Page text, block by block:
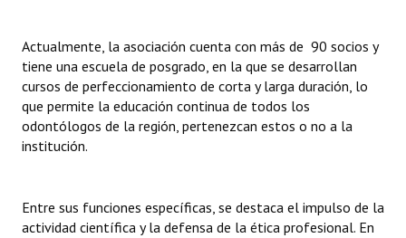
Declaraciones
Resoluciones
Resoluciones de Presidencia
Antiguos Pobladores
Actualmente, la asociación cuenta con más de 90 socios y
tiene una escuela de posgrado, en la que se desarrollan
cursos de perfeccionamiento de corta y larga duración, lo
que permite la educación continua de todos los
odontólogos de la región, pertenezcan estos o no a la
institución.
Entre sus funciones específicas, se destaca el impulso de la
actividad científica y la defensa de la ética profesional. En